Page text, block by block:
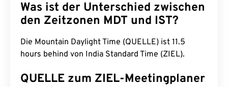
Was ist der Unterschied zwischen
den Zeitzonen MDT und IST?
Die Mountain Daylight Time (QUELLE) ist 11.5
hours behind von India Standard Time (ZIEL).
QUELLE zum ZIEL-Meetingplaner